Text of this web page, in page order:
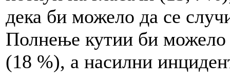
дека би можело да се
Полнење кутии би можело
(18 %), а насилни